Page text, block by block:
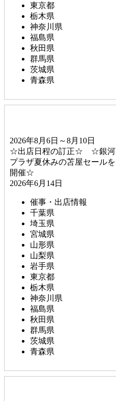
東京都
栃木県
神奈川県
福島県
秋田県
群馬県
茨城県
青森県
2026年8月6日～8月10日
☆出店日程の訂正☆ ☆銀河
プラザ夏休みの苫屋セールを
開催☆
2026年6月14日
催事・出店情報
千葉県
埼玉県
宮城県
山形県
山梨県
岩手県
東京都
栃木県
神奈川県
福島県
秋田県
群馬県
茨城県
青森県